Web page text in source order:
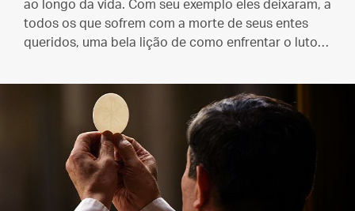
ao longo da vida. Com seu exemplo eles deixaram, a
todos os que sofrem com a morte de seus entes
queridos, uma bela lição de como enfrentar o luto e